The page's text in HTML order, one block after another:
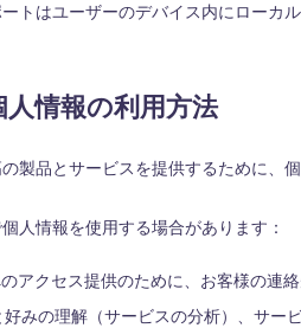
トはユーザーのデバイス内にローカ
人情報の利用方法
製品とサービスを提供するために、
人情報を使用する場合があります：
アクセス提供のために、お客様の連
みの理解（サービスの分析）、サー